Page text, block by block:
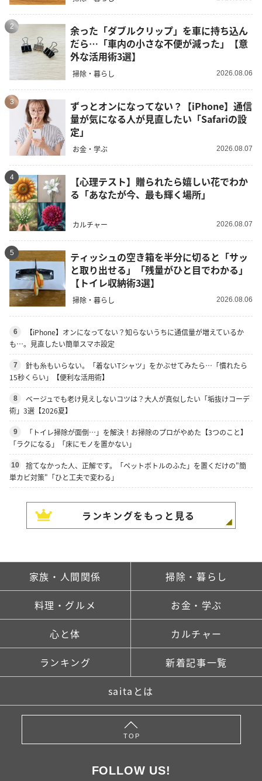
2
余った「ダブルクリップ」を車に持ち込ん
だら…「車内の小さな不便が減った」【意
外な活用術3選】
掃除・暮らし 2026.08.06
3
ずっとオンになってない？【iPhone】通信
量が気になる人が見直したい「Safariの設
定」
お金・学ぶ 2026.08.07
4
【心理テスト】贈られたら嬉しい花でわか
る「あなたが今、最も輝く場所」
カルチャー 2026.08.07
5
ティッシュの空き箱を半分に切ると「サッ
と取り出せる」「残量がひと目でわかる」
【トイレ収納術3選】
掃除・暮らし 2026.08.06
6
【iPhone】オンになってない？知らないうちに通信量が増えているか
も…。見直したい簡単スマホ設定
7
針も糸もいらない。「着ないTシャツ」をかぶせてみたら…「慣れたら
15秒くらい」【便利な活用術】
8
ベージュでも老け見えしないコツは？大人が真似したい「垢抜けコーデ
術」3選【2026夏】
9
「トイレ掃除が面倒…」を解決！お掃除のプロがやめた【3つのこと】
「ラクになる」「床にモノを置かない」
10
捨てなかった人、正解です。「ペットボトルのふた」を置くだけの"簡
単カビ対策"「ひと工夫で変わる」
ランキングをもっと見る
家族・人間関係 掃除・暮らし
料理・グルメ お金・学ぶ
心と体 カルチャー
ランキング 新着記事一覧
saitaとは
TOP
FOLLOW US!